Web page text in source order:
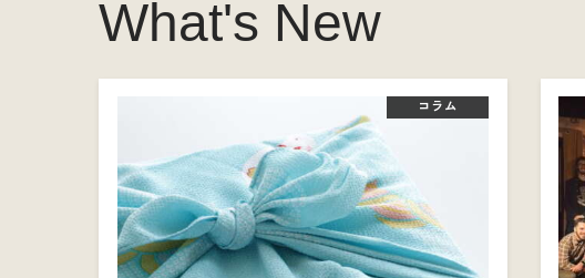
What's New
コラム